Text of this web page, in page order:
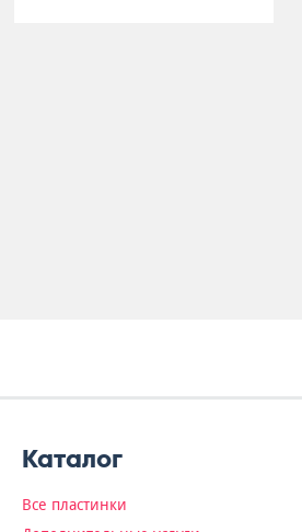
Каталог
Все пластинки